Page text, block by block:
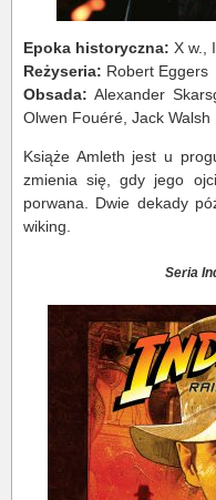
Epoka historyczna: X w.,
Reżyseria: Robert Eggers
Obsada: Alexander
Olwen Fouéré, Jack Walsh
Książe Amleth jest u
zmienia się, gdy jego
porwana. Dwie dekady
wiking.
Seria